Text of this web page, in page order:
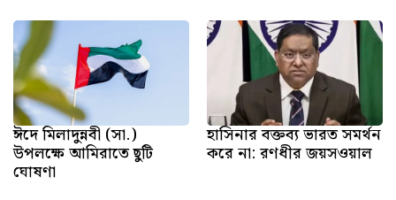
ঈদে মিলাদুন্নবী (সা.)
উপলক্ষে আমিরাতে ছুটি
ঘোষণা
হাসিনার বক্তব্য ভারত সমর্থন
করে না: রণধীর জয়সওয়াল